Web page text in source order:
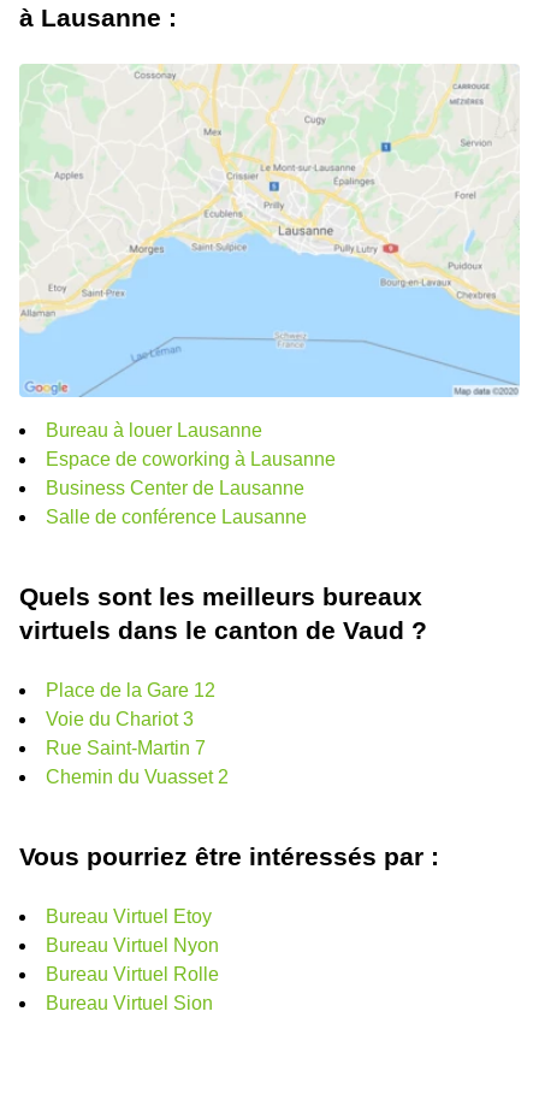
à Lausanne :
Bureau à louer Lausanne
Espace de coworking à Lausanne
Business Center de Lausanne
Salle de conférence Lausanne
Quels sont les meilleurs bureaux
virtuels dans le canton de Vaud ?
Place de la Gare 12
Voie du Chariot 3
Rue Saint-Martin 7
Chemin du Vuasset 2
Vous pourriez être intéressés par :
Bureau Virtuel Etoy
Bureau Virtuel Nyon
Bureau Virtuel Rolle
Bureau Virtuel Sion